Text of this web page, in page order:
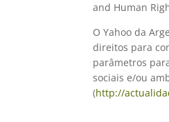
and Human
O Yahoo da
direitos para
parâmetros
sociais e/ou
(http://